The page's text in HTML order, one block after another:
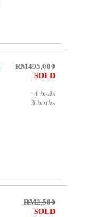
RM495,000
SOLD
4 beds
3 baths
RM2,500
SOLD